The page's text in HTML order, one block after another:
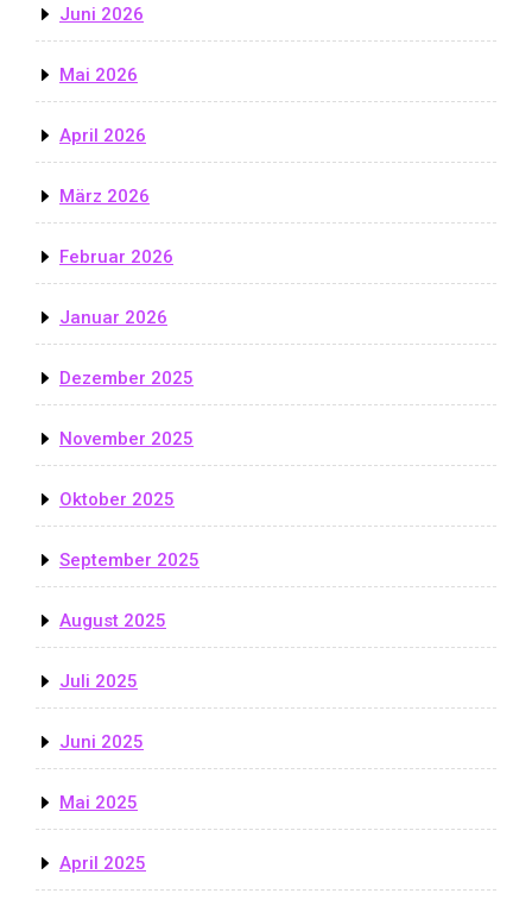
Juni 2026
Mai 2026
April 2026
März 2026
Februar 2026
Januar 2026
Dezember 2025
November 2025
Oktober 2025
September 2025
August 2025
Juli 2025
Juni 2025
Mai 2025
April 2025